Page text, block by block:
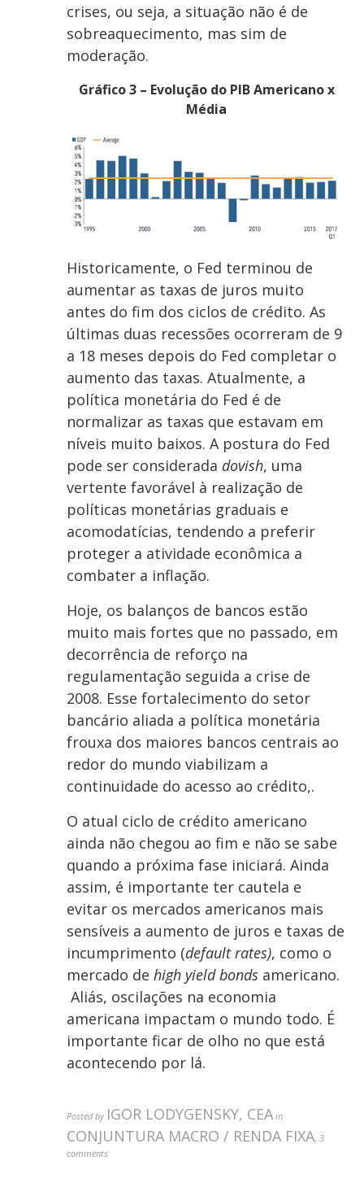
crises, ou seja, a situação não é de
sobreaquecimento, mas sim de
moderação.
Gráfico 3 – Evolução do PIB Americano x
Média
Historicamente, o Fed terminou de
aumentar as taxas de juros muito
antes do fim dos ciclos de crédito. As
últimas duas recessões ocorreram de 9
a 18 meses depois do Fed completar o
aumento das taxas. Atualmente, a
política monetária do Fed é de
normalizar as taxas que estavam em
níveis muito baixos. A postura do Fed
pode ser considerada dovish, uma
vertente favorável à realização de
políticas monetárias graduais e
acomodatícias, tendendo a preferir
proteger a atividade econômica a
combater a inflação.
Hoje, os balanços de bancos estão
muito mais fortes que no passado, em
decorrência de reforço na
regulamentação seguida a crise de
2008. Esse fortalecimento do setor
bancário aliada a política monetária
frouxa dos maiores bancos centrais ao
redor do mundo viabilizam a
continuidade do acesso ao crédito,.
O atual ciclo de crédito americano
ainda não chegou ao fim e não se sabe
quando a próxima fase iniciará. Ainda
assim, é importante ter cautela e
evitar os mercados americanos mais
sensíveis a aumento de juros e taxas de
incumprimento (default rates), como o
mercado dehigh yield bonds americano.
Aliás, oscilações na economia
americana impactam o mundo todo. É
importante ficar de olho no que está
acontecendo por lá.
Posted by IGOR LODYGENSKY, CEA in
CONJUNTURA MACRO / RENDA FIXA, 3
comments